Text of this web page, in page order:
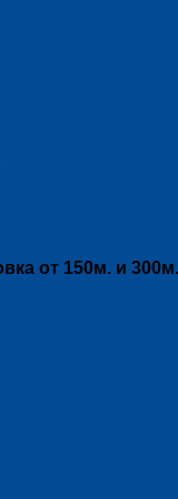
от 150м. и 300м.